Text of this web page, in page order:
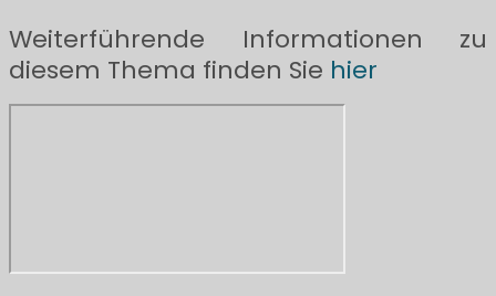
Weiterführende Informationen zu
diesem Thema finden Sie hier